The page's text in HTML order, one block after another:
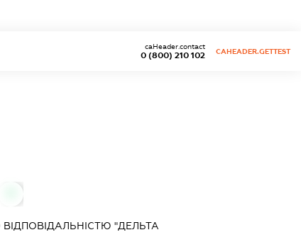
0 (800) 210 102
caHeader.contact
CAHEADER.GETTEST
"ДЕЛЬТА